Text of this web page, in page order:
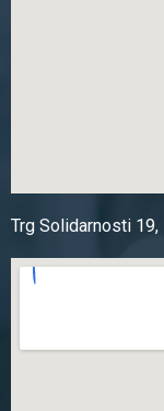
Trg Solidarnosti 19,